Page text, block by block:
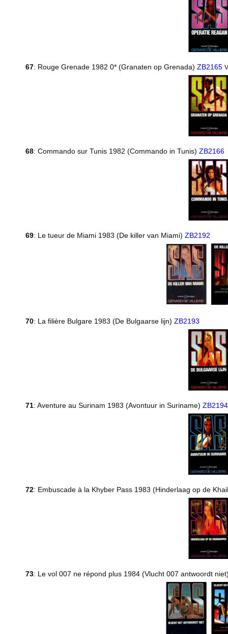
67: Rouge Grenade 1982 0* (Granaten op Grenada) ZB2165
68: Commando sur Tunis 1982 (Commando in Tunis) ZB2166
69: Le tueur de Miami 1983 (De killer van Miami) ZB2192
70: La filière Bulgare 1983 (De Bulgaarse lijn) ZB2193
71: Aventure au Surinam 1983 (Avontuur in Suriname) ZB2194
72: Embuscade à la Khyber Pass 1983 (Hinderlaag op de
73: Le vol 007 ne répond plus 1984 (Vlucht 007 antwoordt